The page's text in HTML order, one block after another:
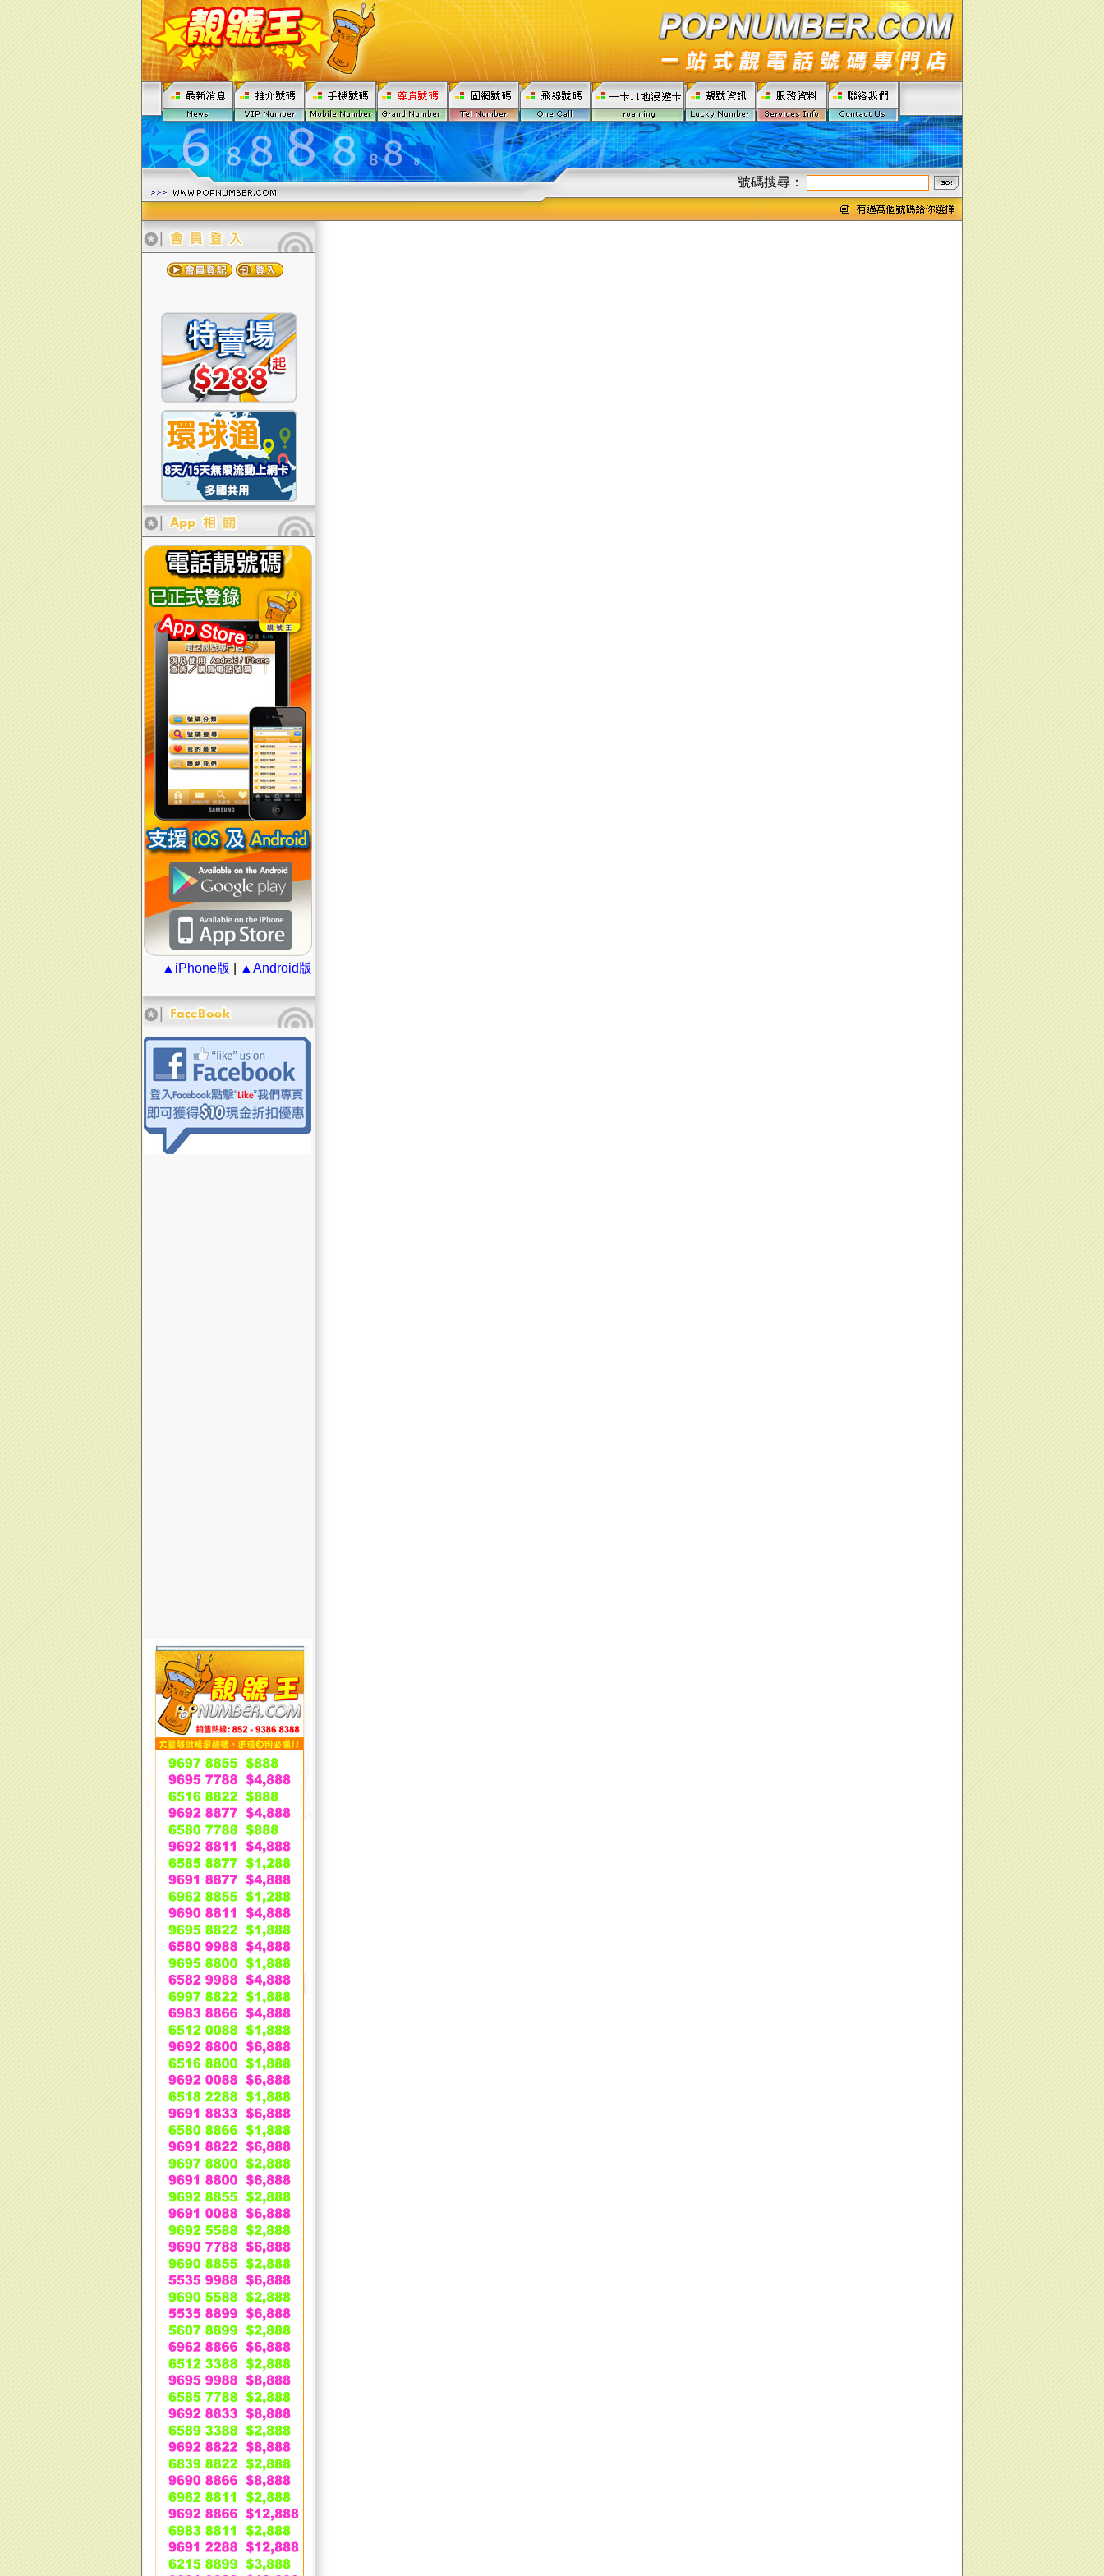
號碼搜尋：
▲iPhone版 ▲Android版